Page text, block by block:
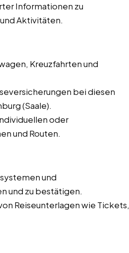
Informationen zu
Aktivitäten.
Kreuzfahrten und
bei diesen
(Saale).
oder
und Routen.
und
und zu bestätigen.
Reiseunterlagen wie Tickets,